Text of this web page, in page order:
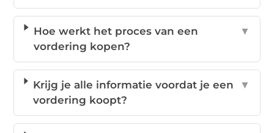
Hoe werkt het proces van een
vordering kopen?
▼
Krijg je alle informatie voordat je een
vordering koopt?
▼